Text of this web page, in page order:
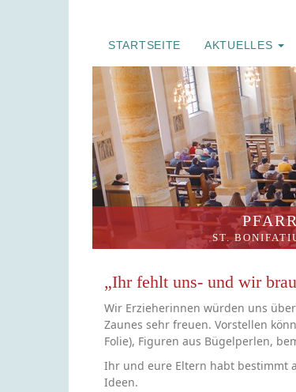
STARTSEITE AKTUELLES
ST.
„Ihr fehlt uns- und wir
Wir Erzieherinnen würden uns
Zaunes sehr freuen. Vorstellen
Folie), Figuren aus Bügelperlen,
Ihr und eure Eltern habt bestimmt
Ideen.